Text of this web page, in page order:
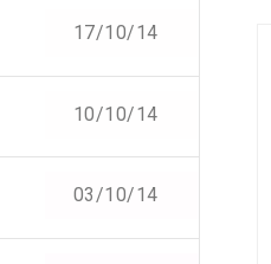
17/10/14
10/10/14
03/10/14